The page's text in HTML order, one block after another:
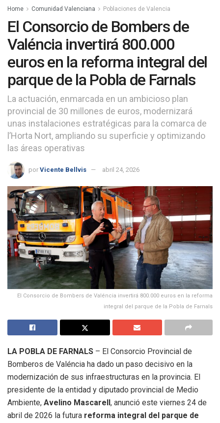
Home Comunidad Valenciana Poblaciones de Valencia
El Consorcio de Bombers de
Valéncia invertirá 800.000
euros en la reforma integral del
parque de la Pobla de Farnals
La actuación, enmarcada en un ambicioso plan
provincial de 30 millones de euros, modernizará
unas instalaciones estratégicas para la comarca de
l’Horta Nort, ampliando su superficie y optimizando
las áreas operativas
por Vicente Bellvis abril 24, 2026
El Consorcio de Bombers de Valéncia invertirá 800.000 euros en la reforma
integral del parque de la Pobla de Farnals
LA POBLA DE FARNALS – El Consorcio Provincial de
Bomberos de Valéncia ha dado un paso decisivo en la
modernización de sus infraestructuras en la provincia. El
presidente de la entidad y diputado provincial de Medio
Ambiente, Avelino Mascarell, anunció este viernes 24 de
abril de 2026 la futura reforma integral del parque de